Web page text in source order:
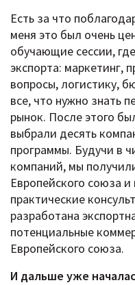
Есть за что
меня это был очень
обучающие сессии,
экспорта: маркетинг,
вопросы, логистику,
все, что нужно знать
рынок. После этого
выбрали десять
программы. Будучи в
компаний, мы
Европейского союза
практические
разработана
потенциальные
Европейского союза.
И дальше уже